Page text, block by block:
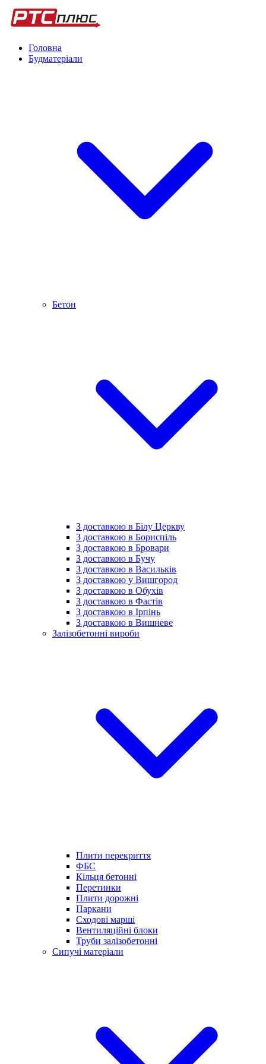
Головна
Будматеріали
Бетон
З доставкою в Білу Церкву
З доставкою в Бориспіль
З доставкою в Бровари
З доставкою в Бучу
З доставкою в Васильків
З доставкою у Вишгород
З доставкою в Обухів
З доставкою в Фастів
З доставкою в Ірпінь
З доставкою в Вишневе
Залізобетонні вироби
Плити перекриття
ФБС
Кільця бетонні
Перетинки
Плити дорожні
Паркани
Сходові марші
Вентиляційні блоки
Труби залізобетонні
Сипучі матеріали